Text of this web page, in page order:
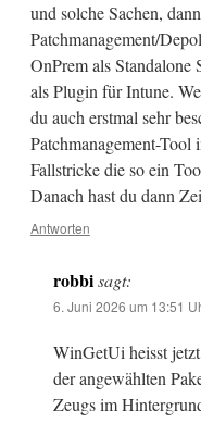
und solche Sachen,
Patchmanagement/
OnPrem als
als Plugin für Intune.
du auch erstmal sehr
Patchmanagement-
Fallstricke die so ein
Danach hast du dann
Antworten
robbi sagt:
6. Juni 2026 um 13:51
WinGetUi heisst
der angewählten
Zeugs im